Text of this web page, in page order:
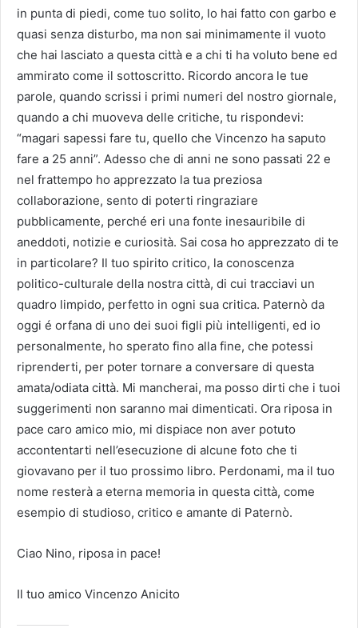
in punta di piedi, come tuo solito, lo hai fatto con garbo e
quasi senza disturbo, ma non sai minimamente il vuoto
che hai lasciato a questa città e a chi ti ha voluto bene ed
ammirato come il sottoscritto. Ricordo ancora le tue
parole, quando scrissi i primi numeri del nostro giornale,
quando a chi muoveva delle critiche, tu rispondevi:
“magari sapessi fare tu, quello che Vincenzo ha saputo
fare a 25 anni”. Adesso che di anni ne sono passati 22 e
nel frattempo ho apprezzato la tua preziosa
collaborazione, sento di poterti ringraziare
pubblicamente, perché eri una fonte inesauribile di
aneddoti, notizie e curiosità. Sai cosa ho apprezzato di te
in particolare? Il tuo spirito critico, la conoscenza
politico-culturale della nostra città, di cui tracciavi un
quadro limpido, perfetto in ogni sua critica. Paternò da
oggi é orfana di uno dei suoi figli più intelligenti, ed io
personalmente, ho sperato fino alla fine, che potessi
riprenderti, per poter tornare a conversare di questa
amata/odiata città. Mi mancherai, ma posso dirti che i tuoi
suggerimenti non saranno mai dimenticati. Ora riposa in
pace caro amico mio, mi dispiace non aver potuto
accontentarti nell’esecuzione di alcune foto che ti
giovavano per il tuo prossimo libro. Perdonami, ma il tuo
nome resterà a eterna memoria in questa città, come
esempio di studioso, critico e amante di Paternò.
Ciao Nino, riposa in pace!
Il tuo amico Vincenzo Anicito